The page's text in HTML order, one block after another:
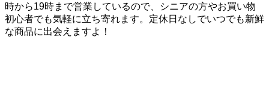
時から19時まで営業しているので、シニアの方やお買い物
初心者でも気軽に立ち寄れます。定休日なしでいつでも新鮮
な商品に出会えますよ！